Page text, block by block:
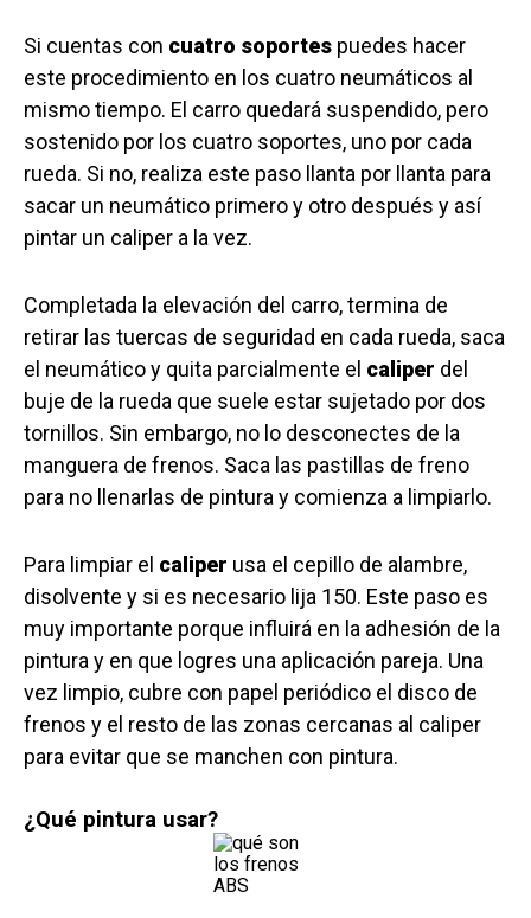
Si cuentas con cuatro soportes puedes hacer
este procedimiento en los cuatro neumáticos al
mismo tiempo. El carro quedará suspendido, pero
sostenido por los cuatro soportes, uno por cada
rueda. Si no, realiza este paso llanta por llanta para
sacar un neumático primero y otro después y así
pintar un caliper a la vez.
Completada la elevación del carro, termina de
retirar las tuercas de seguridad en cada rueda, saca
el neumático y quita parcialmente el caliper del
buje de la rueda que suele estar sujetado por dos
tornillos. Sin embargo, no lo desconectes de la
manguera de frenos. Saca las pastillas de freno
para no llenarlas de pintura y comienza a limpiarlo.
Para limpiar el caliper usa el cepillo de alambre,
disolvente y si es necesario lija 150. Este paso es
muy importante porque influirá en la adhesión de la
pintura y en que logres una aplicación pareja. Una
vez limpio, cubre con papel periódico el disco de
frenos y el resto de las zonas cercanas al caliper
para evitar que se manchen con pintura.
¿Qué pintura usar?